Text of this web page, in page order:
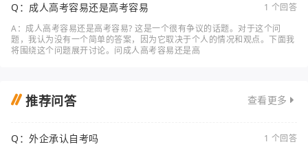
Q：成人高考容易还是高考容易
1 个回答
A：成人高考容易还是高考容易? 这是一个很有争议的话题。对于这个问
题，我认为没有一个简单的答案，因为它取决于个人的情况和观点。下面我
将围绕这个问题展开讨论。问成人高考容易还是高
推荐问答 查看更多
Q：外企承认自考吗
1 个回答